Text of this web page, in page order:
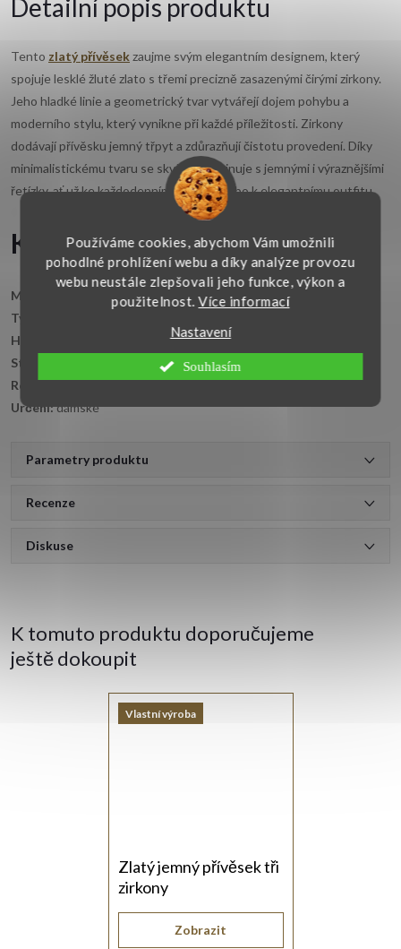
Používáme cookies, abychom Vám umožnili
pohodlné prohlížení webu a díky analýze provozu
webu neustále zlepšovali jeho funkce, výkon a
použitelnost.Více informací
Nastavení
Souhlasím
Detailní popis produktu
Tento zlatý přívěsekzaujme svým elegantním designem, který
spojuje lesklé žluté zlato s třemi precizně zasazenými čirými zirkony.
Jeho hladké linie a geometrický tvar vytvářejí dojem pohybu a
moderního stylu, který vynikne při každé příležitosti. Zirkony
dodávají přívěsku jemný třpyt a zdůrazňují čistotu provedení. Díky
minimalistickému tvaru se skvěle kombinuje s jemnými i výraznějšími
řetízky, ať už ke každodennímu nošení nebo k elegantnímu outfitu.
Klíčové vlastnosti:
Materiál:
žluté zlato 14kt. 585/1000
Typ:
Hlavní kámen:
Styl:
Rozměr přívěsku:
Určení:dámské
Parametry produktu
Recenze
Diskuse
K tomuto produktu doporučujeme
ještě dokoupit
Vlastní výroba
Zlatý jemný přívěsek tři
zirkony
Zobrazit